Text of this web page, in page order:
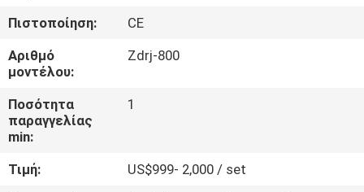
ΕΠΙΣΚΈΨΕΙΣ
ΣΤΟ
ΕΡΓΟΣΤΆΣΙΟ
ΈΛΕΓΧΟΣ
ΠΟΙΌΤΗΤΑΣ
Πιστοποίηση:
CE
Αριθμό
μοντέλου:
Zdrj-800
Ποσότητα
παραγγελίας
min:
1
Τιμή:
US$999- 2,000 / set